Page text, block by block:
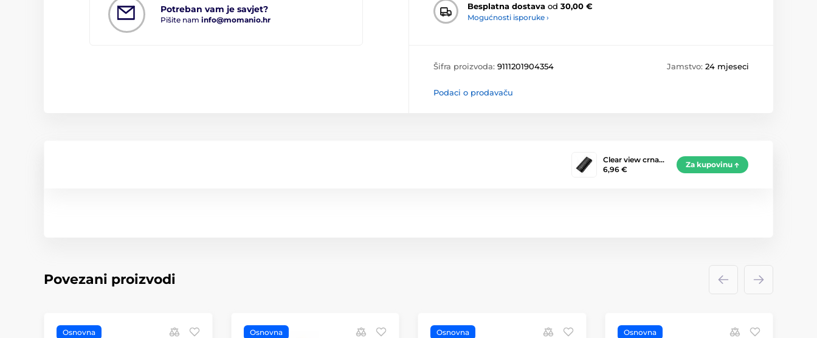
Potreban vam je savjet?
Pišite nam info@momanio.hr
Besplatna dostava od 30,00 €
Mogućnosti isporuke ›
Šifra proizvoda: 9111201904354 Jamstvo: 24 mjeseci
Podaci o prodavaču
Clear view crna…
6,96 €
Za kupovinu
Povezani proizvodi
Osnovna Osnovna Osnovna Osnovna